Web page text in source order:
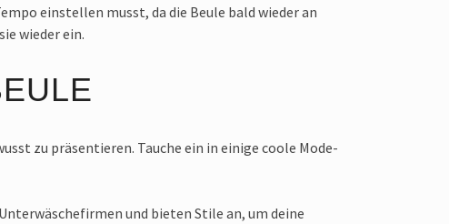
einstellen musst, da die Beule bald wieder an
wieder ein.
zu präsentieren. Tauche ein in einige coole Mode-
und bieten Stile an, um deine